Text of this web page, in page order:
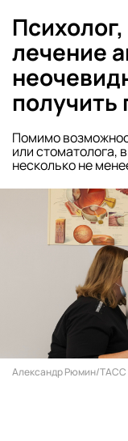
лечение
Помимо
или стоматолога,
несколько не
Александр Рюмин/ТАСС